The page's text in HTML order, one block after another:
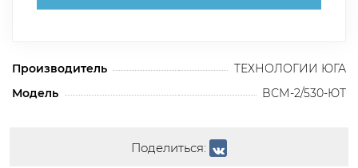
Производитель
ТЕХНОЛОГИИ ЮГА
Модель
BСМ-2/530-ЮТ
Поделиться: